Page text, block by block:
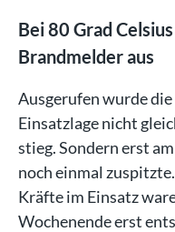
Bei 80 Grad
Brandmelder aus
Ausgerufen wurde
Einsatzlage nicht
stieg. Sondern erst
noch einmal
Kräfte im Einsatz
Wochenende erst